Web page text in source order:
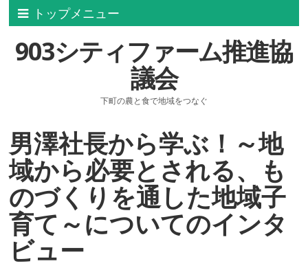
トップメニュー
903シティファーム推進協
議会
下町の農と食で地域をつなぐ
男澤社長から学ぶ！～地
域から必要とされる、も
のづくりを通した地域子
育て～についてのインタ
ビュー